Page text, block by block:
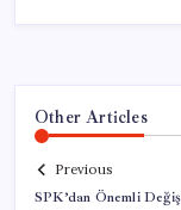
Other Articles
Previous
SPK’dan Önemli